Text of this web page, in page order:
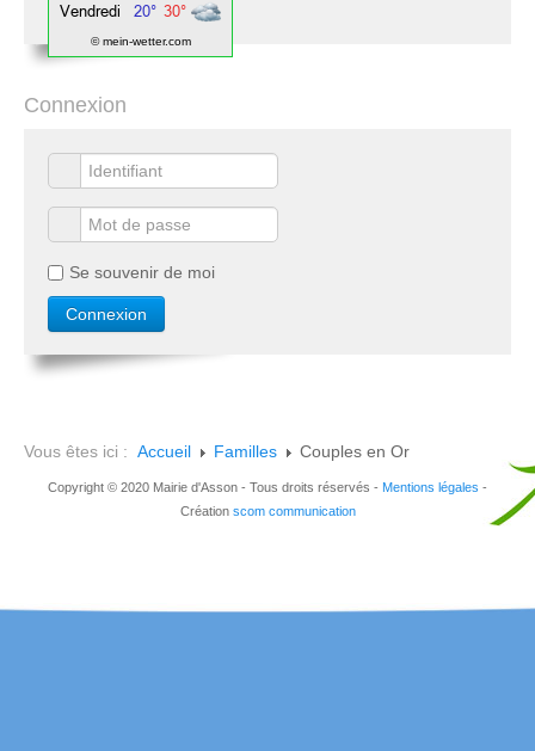
© mein-wetter.com
Connexion
Se souvenir de moi
Vous êtes ici : Accueil Familles Couples en Or
Copyright © 2020 Mairie d'Asson - Tous droits réservés - Mentions légales -
Création scom communication